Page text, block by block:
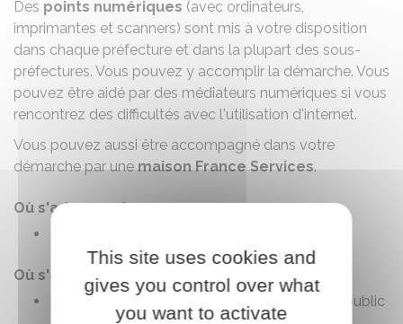
Des points numériques (avec ordinateurs,
imprimantes et scanners) sont mis à votre disposition
dans chaque préfecture et dans la plupart des sous-
préfectures. Vous pouvez y accomplir la démarche. Vous
pouvez être aidé par des médiateurs numériques si vous
rencontrez des difficultés avec l'utilisation d'internet.
Vous pouvez aussi être accompagné dans votre
démarche par unemaison France Services.
Où s'adresser ?
Où s'adresser ?
France Services / Maison de services au public
This site uses cookies and
gives you control over what
you want to activate